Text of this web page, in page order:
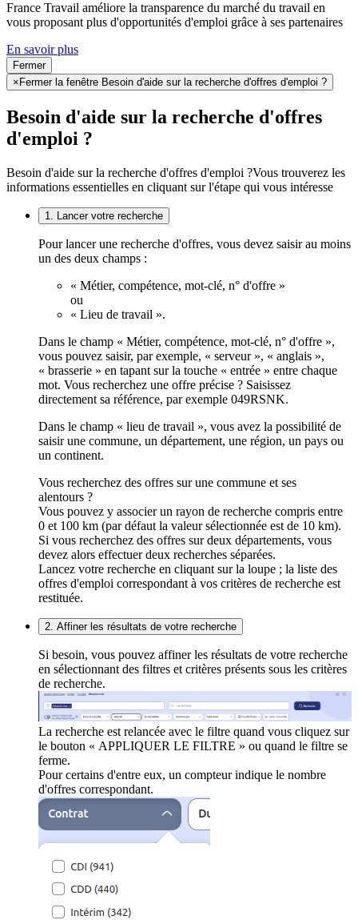
France Travail améliore la transparence du marché du travail en
vous proposant plus d'opportunités d'emploi grâce à ses partenaires
En savoir plus
Fermer
× Fermer la fenêtre Besoin d'aide sur la recherche d'offres d'emploi ?
Besoin d'aide sur la recherche d'offres
d'emploi ?
Besoin d'aide sur la recherche d'offres d'emploi ?Vous trouverez les
informations essentielles en cliquant sur l'étape qui vous intéresse
1. Lancer votre recherche
Pour lancer une recherche d'offres, vous devez saisir au moins
un des deux champs :
« Métier, compétence, mot-clé, n° d'offre »
ou
« Lieu de travail ».
Dans le champ « Métier, compétence, mot-clé, n° d'offre »,
vous pouvez saisir, par exemple, « serveur », « anglais »,
« brasserie » en tapant sur la touche « entrée » entre chaque
mot. Vous recherchez une offre précise ? Saisissez
directement sa référence, par exemple 049RSNK.
Dans le champ « lieu de travail », vous avez la possibilité de
saisir une commune, un département, une région, un pays ou
un continent.
Vous recherchez des offres sur une commune et ses
alentours ?
Vous pouvez y associer un rayon de recherche compris entre
0 et 100 km (par défaut la valeur sélectionnée est de 10 km).
Si vous recherchez des offres sur deux départements, vous
devez alors effectuer deux recherches séparées.
Lancez votre recherche en cliquant sur la loupe ; la liste des
offres d'emploi correspondant à vos critères de recherche est
restituée.
2. Affiner les résultats de votre recherche
Si besoin, vous pouvez affiner les résultats de votre recherche
en sélectionnant des filtres et critères présents sous les critères
de recherche.
La recherche est relancée avec le filtre quand vous cliquez sur
le bouton « APPLIQUER LE FILTRE » ou quand le filtre se
ferme.
Pour certains d'entre eux, un compteur indique le nombre
d'offres correspondant.